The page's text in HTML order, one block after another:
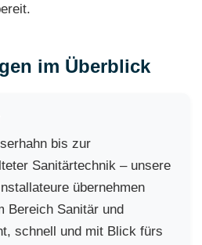
im Überblick
bis zur
Sanitärtechnik – unsere
übernehmen
Bereich Sanitär und
schnell und mit Blick fürs